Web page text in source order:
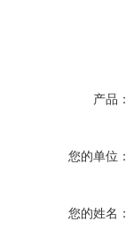
产品：
您的单位：
您的姓名：